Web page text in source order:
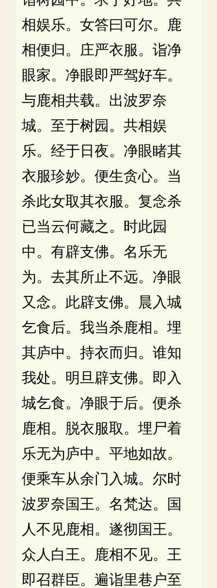
相娱乐。女答曰可尔。鹿
相便归。庄严衣服。诣净
眼家。净眼即严驾好车。
与鹿相共载。出波罗奈
城。至于树园。共相娱
乐。经于日夜。净眼睹其
衣服珍妙。便生贪心。当
杀此女取其衣服。复念杀
已当云何藏之。时此园
中。有辟支佛。名乐无
为。去其所止不远。净眼
又念。此辟支佛。晨入城
乞食后。我当杀鹿相。埋
其庐中。持衣而归。谁知
我处。明旦辟支佛。即入
城乞食。净眼于后。便杀
鹿相。脱衣服取。埋尸着
乐无为庐中。平地如故。
便乘车从余门入城。尔时
波罗奈国王。名梵达。国
人不见鹿相。遂彻国王。
众人白王。鹿相不见。王
即召群臣。遍诣里巷户至